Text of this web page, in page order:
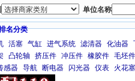
单位名称
名分类
活塞 气缸 进气系统 滤清器 化油器
凸轮轴 挤压件 冲压件 橡胶件 毛坯件
感器 导航 断电器 闪光器 仪表 火花塞